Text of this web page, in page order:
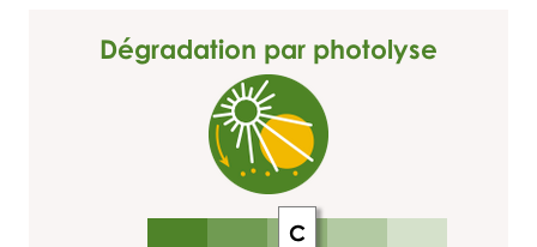
Dégradation par photolyse
C